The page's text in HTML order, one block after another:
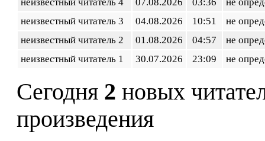
неизвестный читатель 3
04.08.2026 10:51
не
неизвестный читатель 2
01.08.2026 04:57
не
неизвестный читатель 1
30.07.2026 23:09 не
Сегодня 2 новых
произведения